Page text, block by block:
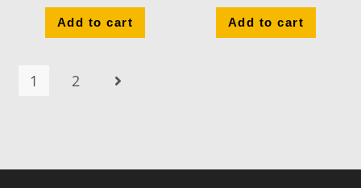
Add to cart Add to cart
1 2